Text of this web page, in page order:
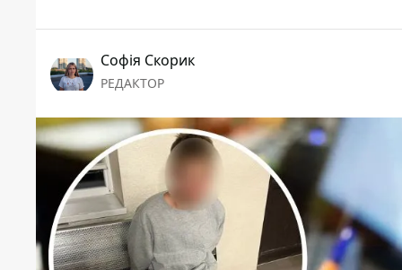
Софія Скорик
РЕДАКТОР